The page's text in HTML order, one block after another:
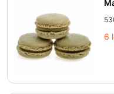
și
6